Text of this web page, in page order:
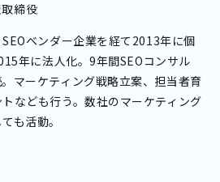
締役
ベンダー企業を経て2013年に個
年に法人化。9年間SEOコンサル
マーケティング戦略立案、担当者育
なども行う。数社のマーケティング
も活動。